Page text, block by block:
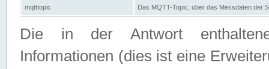
mqtttopic Das MQTT-Topic, über das Messdaten der
Die in der Antwort
Informationen (dies ist eine